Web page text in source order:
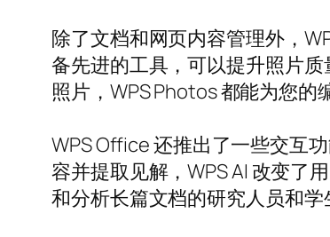
除了文档和网页内容管理外，
备先进的工具，可以提升照片
照片，WPS Photos 都能为您的
WPS Office 还推出了一些交互
容并提取见解，WPS AI 改变了
和分析长篇文档的研究人员和学